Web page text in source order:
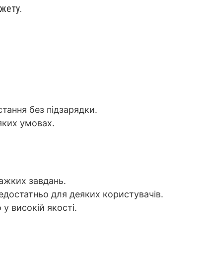
без підзарядки.
умовах.
завдань.
для деяких користувачів.
високій якості.